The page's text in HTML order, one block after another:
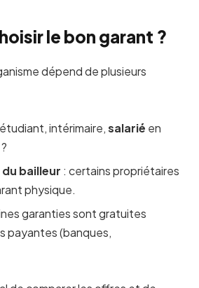
le bon garant ?
dépend de plusieurs
intérimaire,salarié en
?
bailleur : certains propriétaires
physique.
garanties sont gratuites
payantes (banques,